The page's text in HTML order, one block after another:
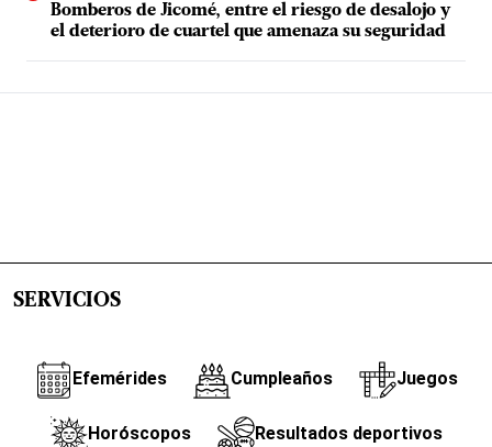
Bomberos de Jicomé, entre el riesgo de desalojo y
el deterioro de cuartel que amenaza su seguridad
SERVICIOS
Efemérides Cumpleaños Juegos
Horóscopos Resultados deportivos